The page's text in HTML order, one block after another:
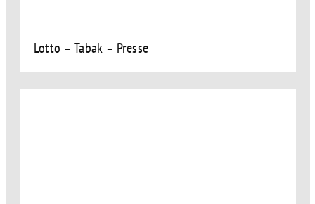
Lotto – Tabak – Presse